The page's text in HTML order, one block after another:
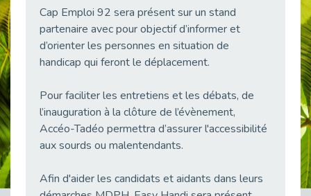
Témoignage : Le parcours de Marc, 44 ans
L’Aménagement Raisonnable : Un Levier pour l’Équité
Publié le 29/04/2026
Publié le 29/04/2026
28 avril : Agir ensemble pour une culture de prévention au travail
Publié le 27/04/2026
Publié le 24/04/2026
Cap Emploi 92 sera présent sur un stand
partenaire avec pour objectif d’informer et
d’orienter les personnes en situation de
handicap qui feront le déplacement.
Pour faciliter les entretiens et les débats, de
l’inauguration à la clôture de l’évènement,
Accéo-Tadéo permettra d’assurer l'accessibilité
aux sourds ou malentendants.
Afin d'aider les candidats et aidants dans leurs